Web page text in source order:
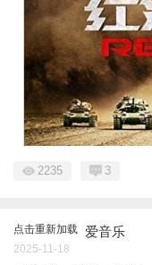
2235 3
点击重新加载 爱音乐
2025-11-18